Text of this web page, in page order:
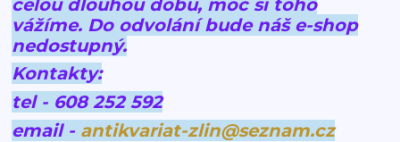
vážíme. Do odvolání bude náš e-shop
nedostupný.
Kontakty:
tel - 608 252 592
email - antikvariat-zlin@seznam.cz